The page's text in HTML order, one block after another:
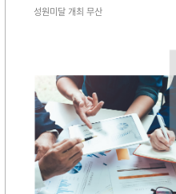
성원미달 개최 무산